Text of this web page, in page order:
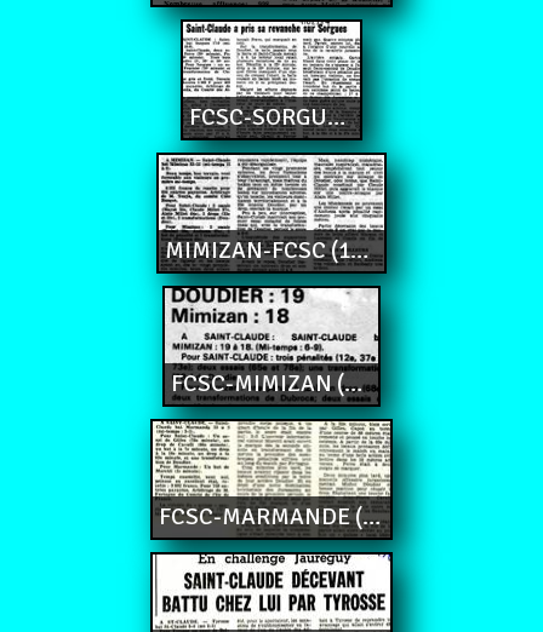
FCSC-SORGUES (17-6)
MIMIZAN-FCSC (15-22)
FCSC-MIMIZAN (19-18)
FCSC-MARMANDE (15-3)